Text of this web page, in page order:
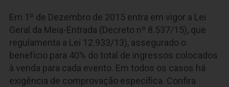
Em 1º de Dezembro de 2015 entra em vigor a Lei
Geral da Meia-Entrada (Decreto nº 8.537/15), que
regulamenta a Lei 12.933/13), assegurado o
benefício para 40% do total de ingressos colocados
à venda para cada evento. Em todos os casos há
exigência de comprovação específica. Confira